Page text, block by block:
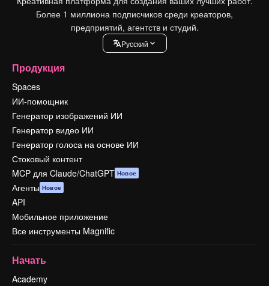
Более 1 миллиона подписчиков среди креаторов,
предприятий, агентств и студий.
Pусский
Продукция
Spaces
ИИ-помощник
Генератор изображений ИИ
Генератор видео ИИ
Генератор голоса на основе ИИ
Стоковый контент
MCP для Claude/ChatGPT Новое
Агенты Новое
API
Мобильное приложение
Все инструменты Magnific
Начать
Academy